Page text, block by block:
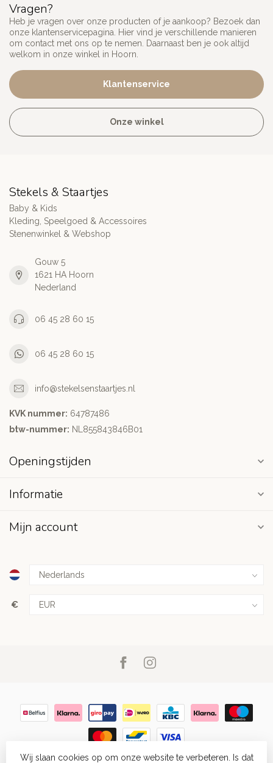
Vragen?
Heb je vragen over onze producten of je aankoop? Bezoek dan
onze klantenservicepagina. Hier vind je verschillende manieren
om contact met ons op te nemen. Daarnaast ben je ook altijd
welkom in onze winkel in Hoorn.
Klantenservice
Onze winkel
Stekels & Staartjes
Baby & Kids
Kleding, Speelgoed & Accessoires
Stenenwinkel & Webshop
Gouw 5
1621 HA Hoorn
Nederland
06 45 28 60 15
06 45 28 60 15
info@stekelsenstaartjes.nl
KVK nummer: 64787486
btw-nummer: NL855843846B01
Openingstijden
Informatie
Mijn account
€
© Copyright 2026 Stekels & Staartjes- Powered byLightspeed-
Wij slaan cookies op om onze website te verbeteren. Is dat